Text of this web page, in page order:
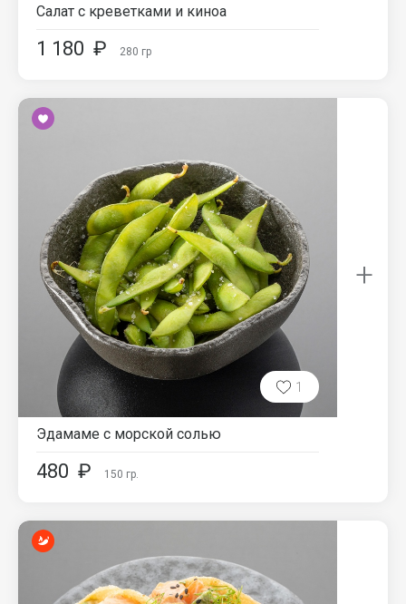
Салат с креветками и киноа
1 180 ₽ 280 гр
1
Эдамаме с морской солью
480 ₽ 150 гр.
+